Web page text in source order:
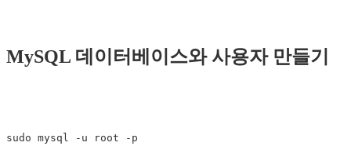
MySQL 데이터베이스와 사용자 만들기
sudo mysql -u root -p